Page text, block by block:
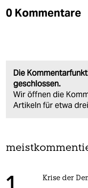
0 Kommentare
Die
geschlossen.
Wir öffnen die
Artikeln für etwa
Krise der